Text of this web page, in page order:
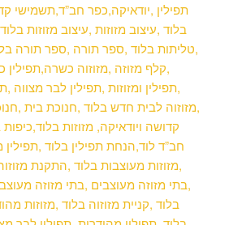
תפילין ,יודאיקה,כפר חב”ד,תשמישי
בלוד ,עיצוב מזוזות ,עיצוב מזוזות
,טליתות בלוד ,ספר תורה ,ספר תורה
,קלף מזוזה ,מזוזוה
,תפילין ומזוזות ,תפילין לבר מצווה
,מזוזוה לבית חדש בלוד ,חנוכת בית
קדושה ויודאיקה, מזוזות
חב”ד לוד,הנחת תפילין בלוד ,תפילין
,מזוזות מעוצבות בלוד ,התקנת
,בתי מזוזה מעוצבים ,בתי מזוזה
בלוד ,קניית מזוזוה בלוד ,מזוזות